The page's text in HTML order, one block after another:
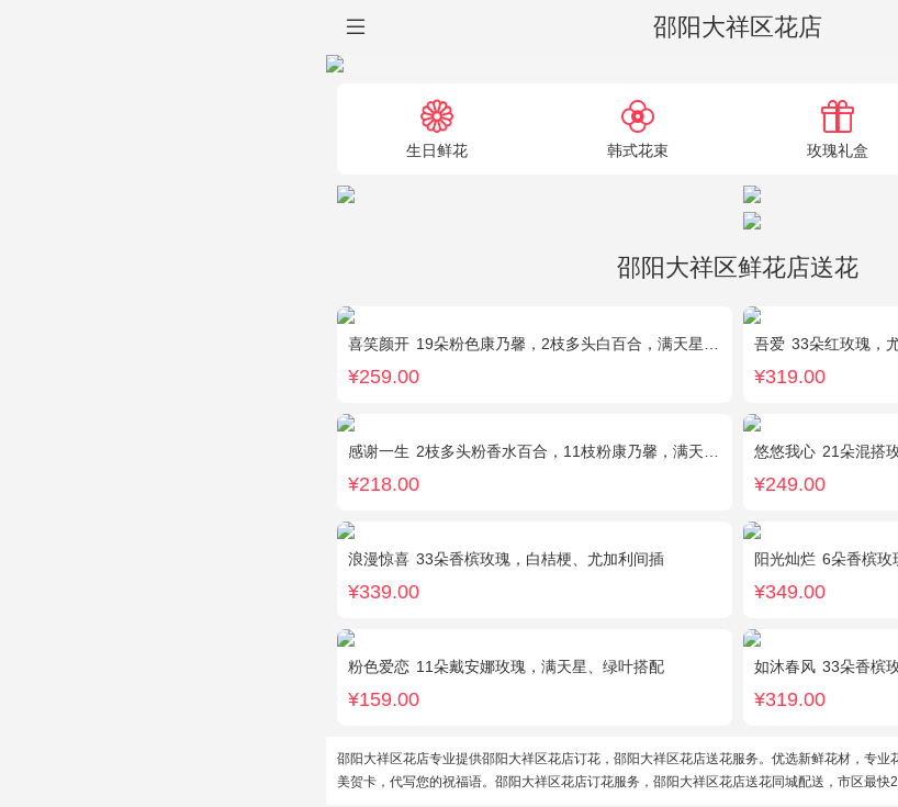
邵阳大祥区花店
生日鲜花 韩式花束 玫瑰礼盒
邵阳大祥区鲜花店送花
喜笑颜开 19朵粉色康乃馨，2枝多头白百合，满天星、绿叶搭配
¥259.00
吾爱 33朵红玫瑰，
¥319.00
感谢一生 2枝多头粉香水百合，11枝粉康乃馨，满天星+绿叶适量。
¥218.00
悠悠我心 21朵混搭
¥249.00
浪漫惊喜 33朵香槟玫瑰，白桔梗、尤加利间插
¥339.00
阳光灿烂 6朵香槟玫瑰，6朵
¥349.00
粉色爱恋 11朵戴安娜玫瑰，满天星、绿叶搭配
¥159.00
如沐春风 33朵香槟
¥319.00
邵阳大祥区花店专业提供邵阳大祥区花店订花，邵阳大祥区花店送花服务。优选新鲜花材，专
美贺卡，代写您的祝福语。邵阳大祥区花店订花服务，邵阳大祥区花店送花同城配送，市区最快